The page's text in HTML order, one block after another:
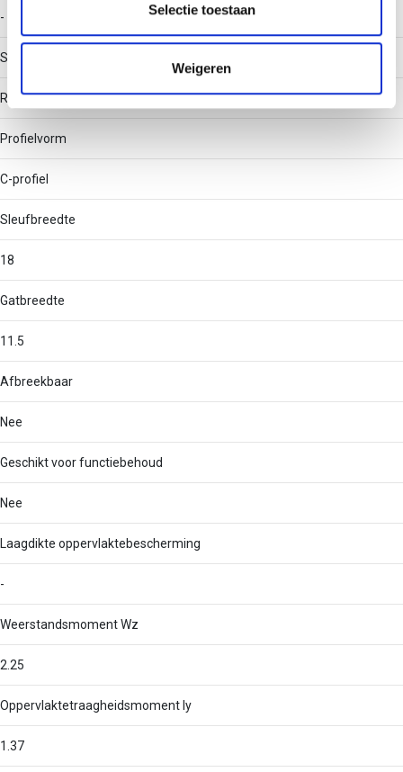
partners kunnen deze gegevens combineren met andere
verzameld op basis van uw gebruik van hun services.
Selectie toestaan
Weigeren
-
Soort perforatie
Rug geperforeerd
Profielvorm
C-profiel
Sleufbreedte
18
Gatbreedte
11.5
Afbreekbaar
Nee
Geschikt voor functiebehoud
Nee
Laagdikte oppervlaktebescherming
-
Weerstandsmoment Wz
2.25
Oppervlaktetraagheidsmoment Iy
1.37